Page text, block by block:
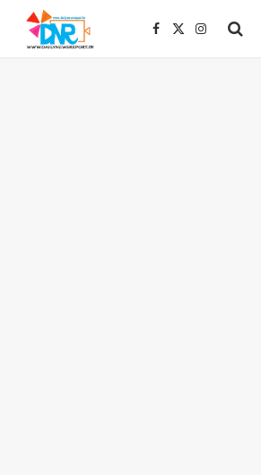
Facebook
X